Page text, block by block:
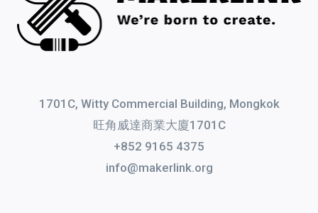
1701C, Witty Commercial Building, Mongkok
旺角威達商業大廈1701C
+852 9165 4375
info@makerlink.org